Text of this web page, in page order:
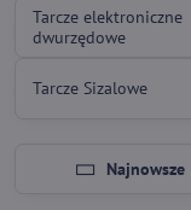
Tarcze elektroniczne
dwurzędowe
Tarcze Sizalowe
Najnowsze